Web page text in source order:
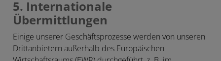
5. Internationale
Übermittlungen
Einige unserer Geschäftsprozesse werden von unseren
Drittanbietern außerhalb des Europäischen